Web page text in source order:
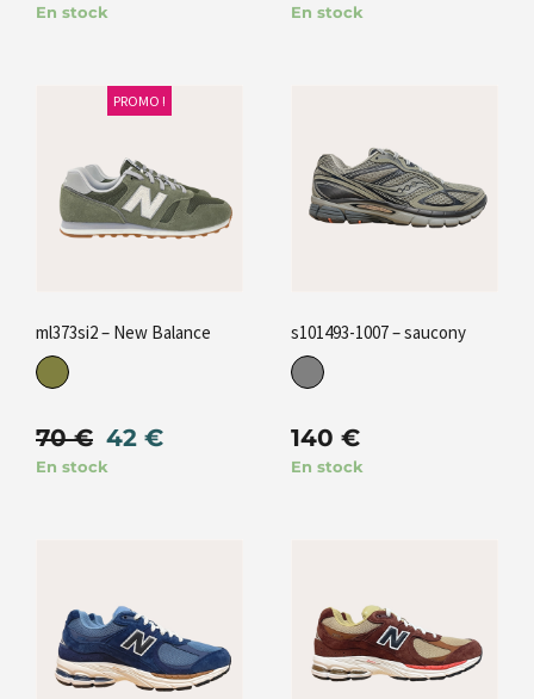
En stock En stock
PROMO !
ml373si2 – New Balance
70€ 42 €
En stock
s101493-1007 – saucony
140 €
En stock